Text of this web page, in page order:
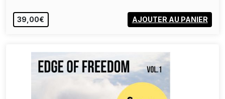
39,00€ AJOUTER AU PANIER